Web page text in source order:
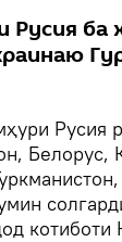
ба
Русия
Белорус,
котиботи